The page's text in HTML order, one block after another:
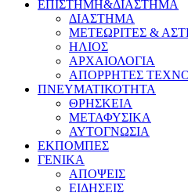
ΕΠΙΣΤΗΜΗ&ΔΙΑΣΤΗΜΑ
ΔΙΑΣΤΗΜΑ
ΜΕΤΕΩΡΙΤΕΣ &
ΗΛΙΟΣ
ΑΡΧΑΙΟΛΟΓΙΑ
ΑΠΟΡΡΗΤΕΣ
ΠΝΕΥΜΑΤΙΚΟΤΗΤΑ
ΘΡΗΣΚΕΙΑ
ΜΕΤΑΦΥΣΙΚΑ
ΑΥΤΟΓΝΩΣΙΑ
ΕΚΠΟΜΠΕΣ
ΓΕΝΙΚΑ
ΑΠΟΨΕΙΣ
ΕΙΔΗΣΕΙΣ